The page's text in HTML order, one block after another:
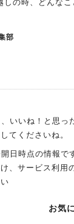
しの時、どんなこ
ーごみの捨て方
所にどんな病院
ッピング情報は
部
いいね！と思っ
てくださいね。
日時点の情報で
、サービス利用
お気